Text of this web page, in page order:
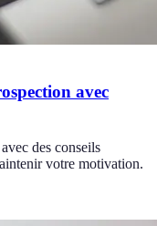
avec
des conseils
votre motivation.